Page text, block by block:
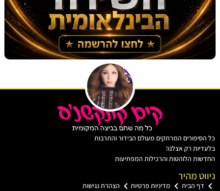
המרתקים מעולם הבידור והתרבות
רק אצלנו!
הלוהטות והרכילות המפתיעות
מהיר
הבית מדיניות פרטיות הצהרת נגישות